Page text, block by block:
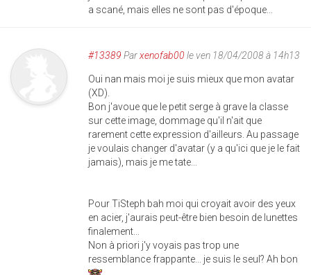
a scané, mais elles ne sont pas d'époque...
#13389 Parxenofab00 le ven 18/04/2008 à 14h13
Oui nan mais moi je suis mieux que mon avatar
(XD).
Bon j'avoue que le petit serge à grave la classe
sur cette image, dommage qu'il n'ait que
rarement cette expression d'ailleurs. Au passage
je voulais changer d'avatar (y a qu'ici que je le fait
jamais), mais je me tate...
Pour TiSteph bah moi qui croyait avoir des yeux
en acier, j'aurais peut-être bien besoin de lunettes
finalement...
Non à priori j'y voyais pas trop une
ressemblance frappante... je suis le seul? Ah bon